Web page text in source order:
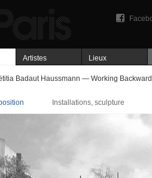
Artistes Lieux
Badaut Haussmann — Working
Installations, sculpture